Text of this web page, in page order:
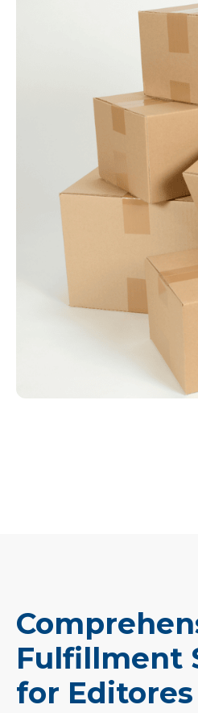
Fulfillment
for Editores